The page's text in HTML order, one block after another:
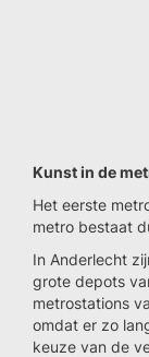
Kunst in de
Het eerste
metro bestaat
In Anderlecht
grote depots
metrostations
omdat er zo
keuze van de